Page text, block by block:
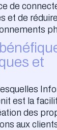
de
et de
et
est la
des
aux